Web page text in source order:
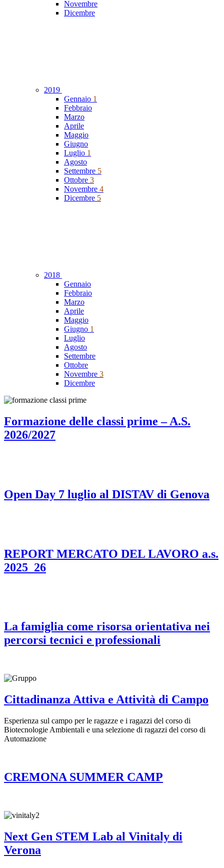
Novembre
Dicembre
2019
Gennaio 1
Febbraio
Marzo
Aprile
Maggio
Giugno
Luglio 1
Agosto
Settembre 5
Ottobre 3
Novembre 4
Dicembre 5
2018
Gennaio
Febbraio
Marzo
Aprile
Maggio
Giugno 1
Luglio
Agosto
Settembre
Ottobre
Novembre 3
Dicembre
Formazione delle classi prime – A.S.
2026/2027
Open Day 7 luglio al DISTAV di Genova
REPORT MERCATO DEL LAVORO a.s.
2025_26
La famiglia come risorsa orientativa nei
percorsi tecnici e professionali
Cittadinanza Attiva e Attività di Campo
Esperienza sul campo per le ragazze e i ragazzi del corso di
Biotecnologie Ambientali e una selezione di ragazzi del corso di
Automazione
CREMONA SUMMER CAMP
Next Gen STEM Lab al Vinitaly di
Verona